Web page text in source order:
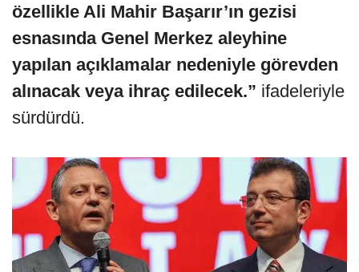
özellikle Ali Mahir Başarır’ın gezisi
esnasında Genel Merkez aleyhine
yapılan açıklamalar nedeniyle görevden
alınacak veya ihraç edilecek.” ifadeleriyle
sürdürdü.